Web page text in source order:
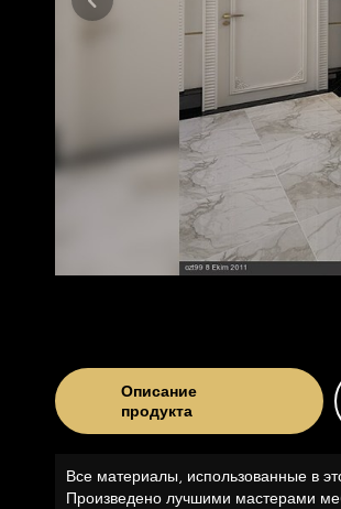
Описание
продукта
Все материалы, использованные в
Произведено лучшими мастерами